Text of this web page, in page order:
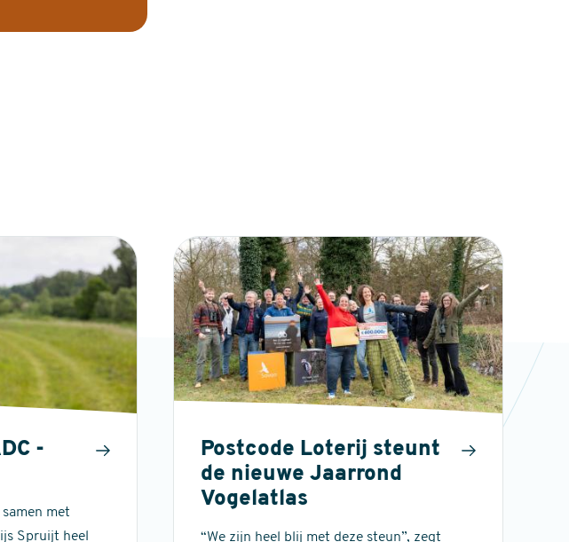
-
met
Spruijt heel
Postcode Loterij steunt
de nieuwe Jaarrond
Vogelatlas
“We zijn heel blij met deze steun”, zegt